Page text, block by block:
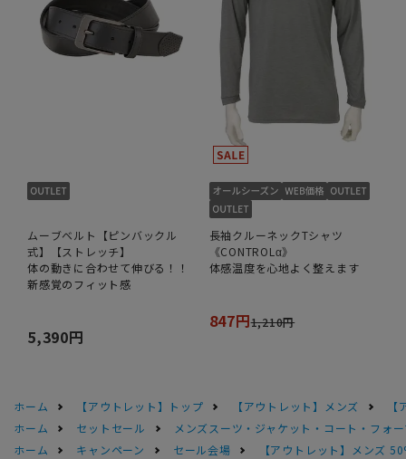
ムーブベルト【ピンバックル
式】【ストレッチ】
体の動きに合わせて伸びる！！
新感覚のフィット感
5,390円
長袖クルーネックTシャツ
《CONTROLα》
体感温度を心地よく整えます
847円1,210円
ホーム 【アウトレット】トップ 【アウトレット】メンズ
ホーム
セットセール
メンズスーツ・ジャケット・コート・フォ
ホーム
キャンペーン セール会場 【アウトレット】メンズ